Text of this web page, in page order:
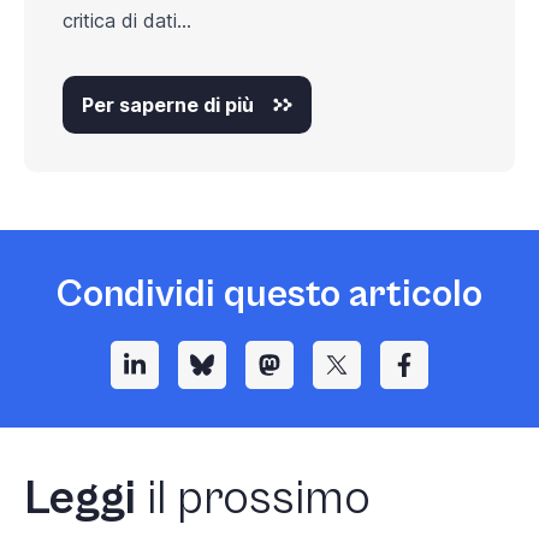
critica di dati...
Per saperne di più
Condividi questo articolo
Leggi il prossimo